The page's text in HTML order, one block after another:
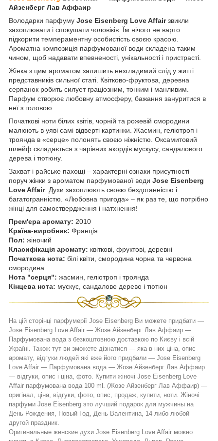
Айзенберг Лав Аффаир
Володарки парфуму Jose Eisenberg Love Affairзвикли
захоплювати і спокушати чоловіків. Їм нічого не варто
підкорити темпераментну особистість своєю красою.
Ароматна композиція парфумованої води складена таким
чином, щоб надавати впевненості, унікальності і пристрасті.
Жінка з цим ароматом залишить незгладимий слід у житті
представників сильної статі. Квітково-фруктова, деревна
серпанок робить силует граціозним, тонким і манливим.
Парфум створює любовну атмосферу, бажання зануритися в
неї з головою.
Початкові ноти білих квітів, чорній та рожевій смородини
малюють в уяві самі відверті картинки. Жасмин, геліотроп і
троянда в «серце» полонять своєю ніжністю. Оксамитовий
шлейф складається з чарівних акордів мускусу, сандалового
дерева і тютюну.
Захват і райське пахощі – характерні ознаки присутності
поруч жінки з ароматом парфумованої води Jose Eisenberg
Love Affair. Духи захоплюють своєю бездоганністю і
багатогранністю. «Любовна пригода» – як раз те, що потрібно
жінці для самоствердження і натхнення!
Прем'єра аромату: 2010
Країна-виробник: Франція
Пол: жіночий
Класифікація аромату: квіткові, фруктові, деревні
Початкова нота: білі квіти, смородина чорна та червона
смородина
Нота "серця": жасмин, геліотроп і троянда
Кінцева нота: мускус, сандалове дерево і тютюн
На цій сторінці парфумерії Jose Eisenberg Ви можете придбати ―
Jose Eisenberg Love Affair ― Жозе Айзенберг Лав Аффаир ―
Парфумована вода з безкоштовною доставкою по Києву і всій
Україні. Також тут ви зможете дізнатися ― яка в них ціна, опис
аромату, відгуки людей які вже його придбали ― Jose Eisenberg
Love Affair ― Парфумована вода ― Жозе Айзенберг Лав Аффаир
― відгуки, опис і ціна, фото. Купити жіночі Jose Eisenberg Love
Affair парфумована вода 100 ml. (Жозе Айзенберг Лав Аффаир) ―
оригінал, ціна, відгуки, фото, опис, продаж, купити, ноти. Жіночі
парфуми Jose Eisenberg это лучший подарок для мужчины на
День Рождения, Новый Год, День Валентина, 14 либо любой
другой праздник.
Оригинальные женские духи Jose Eisenberg Love Affair можно